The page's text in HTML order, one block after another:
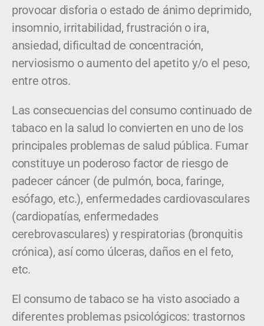
provocar disforia o estado de ánimo deprimido,
insomnio, irritabilidad, frustración o ira,
ansiedad, dificultad de concentración,
nerviosismo o aumento del apetito y/o el peso,
entre otros.
Las consecuencias del consumo continuado de
tabaco en la salud lo convierten en uno de los
principales problemas de salud pública. Fumar
constituye un poderoso factor de riesgo de
padecer cáncer (de pulmón, boca, faringe,
esófago, etc.), enfermedades cardiovasculares
(cardiopatías, enfermedades
cerebrovasculares) y respiratorias (bronquitis
crónica), así como úlceras, daños en el feto,
etc.
El consumo de tabaco se ha visto asociado a
diferentes problemas psicológicos: trastornos